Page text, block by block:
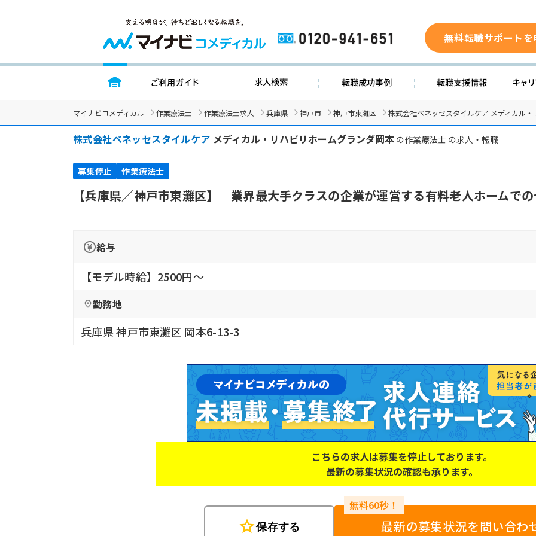
0120-941-651 無料転職サポート
トップページ ご利用ガイド 求人検索 転職成功事例 転職支
マイナビコメディカル 作業療法士 作業療法士求人 兵庫県 神戸市 神戸市東灘区 株式会社ベネッセスタイルケア メディカル
株式会社ベネッセスタイルケア メディカル・リハビリホームグランダ岡本 の作業療法士 の求人・転職
募集停止 作業療法士
【兵庫県／神戸市東灘区】 業界最大手クラスの企業が運営する有料老人ホームで
給与
【モデル時給】2500円〜
勤務地
兵庫県 神戸市東灘区 岡本6-13-3
こちらの求人は募集を停止しております。
最新の募集状況の確認も承ります。
star保存する 最新の募集状況を問い合わ